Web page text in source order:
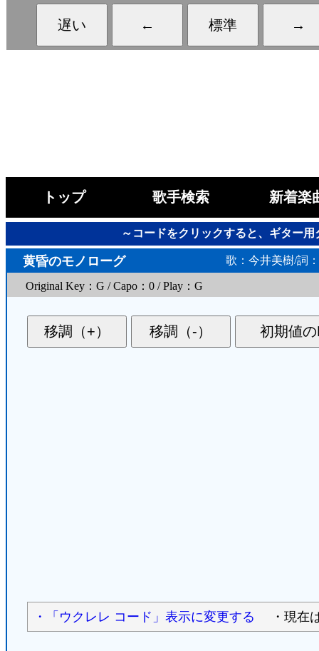
トップ 歌手検索 新着楽
～コードをクリックすると、ギター
黄昏のモノローグ 歌：今井美樹/詞
Original Key：G / Capo：0 / Play：G
・「ウクレレ コード」表示に変更する ・現在